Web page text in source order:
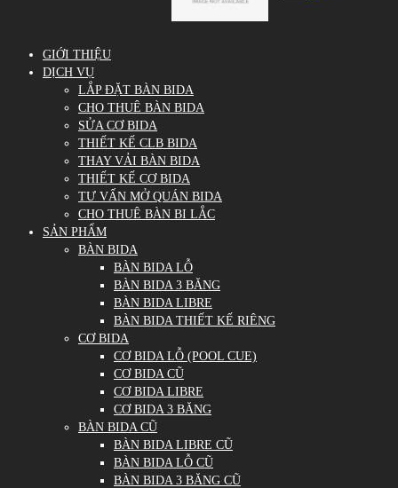
GIỚI THIỆU
DỊCH VỤ
LẮP ĐẶT BÀN BIDA
CHO THUÊ BÀN BIDA
SỬA CƠ BIDA
THIẾT KẾ CLB BIDA
THAY VẢI BÀN BIDA
THIẾT KẾ CƠ BIDA
TƯ VẤN MỞ QUÁN BIDA
CHO THUÊ BÀN BI LẮC
SẢN PHẨM
BÀN BIDA
BÀN BIDA LỖ
BÀN BIDA 3 BĂNG
BÀN BIDA LIBRE
BÀN BIDA THIẾT KẾ RIÊNG
CƠ BIDA
CƠ BIDA LỖ (POOL CUE)
CƠ BIDA CŨ
CƠ BIDA LIBRE
CƠ BIDA 3 BĂNG
BÀN BIDA CŨ
BÀN BIDA LIBRE CŨ
BÀN BIDA LỖ CŨ
BÀN BIDA 3 BĂNG CŨ